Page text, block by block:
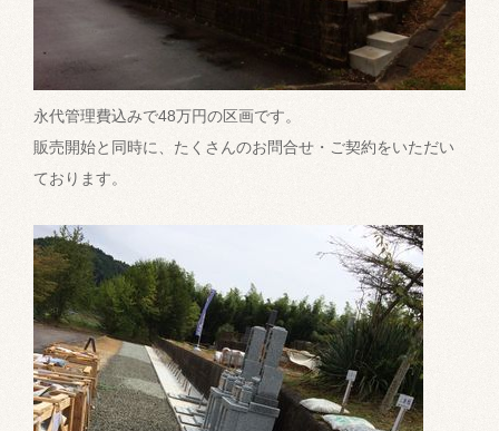
永代管理費込みで48万円の区画です。
販売開始と同時に、たくさんのお問合せ・ご契約をいただい
ております。